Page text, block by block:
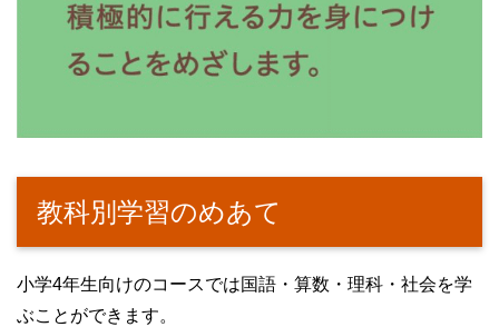
教科別学習のめあて
小学4年生向けのコースでは国語・算数・理科・社会を学
ぶことができます。